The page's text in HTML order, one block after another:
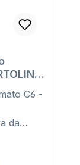
C6 -
da
-